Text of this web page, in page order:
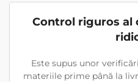
Control riguros
Este supus unor
materiile prime până la